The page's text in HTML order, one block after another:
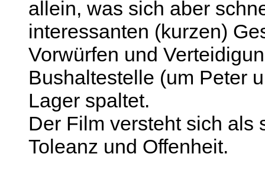
allein, was sich aber
interessanten (kurzen)
Vorwürfen und
Bushaltestelle (um Peter
Lager spaltet.
Der Film versteht sich als
Toleanz und Offenheit.